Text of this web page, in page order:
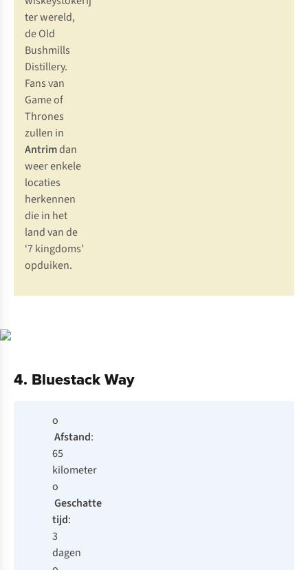
ter wereld,
de Old
Bushmills
Distillery.
Fans van
Game of
Thrones
zullen in
Antrimdan
weer enkele
locaties
herkennen
die in het
land van de
‘7 kingdoms’
opduiken.
4. Bluestack Way
o
Afstand:
65
kilometer
o
Geschatte
tijd:
3
dagen